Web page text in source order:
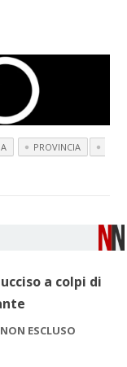
PROVINCIA
a colpi di
ESCLUSO